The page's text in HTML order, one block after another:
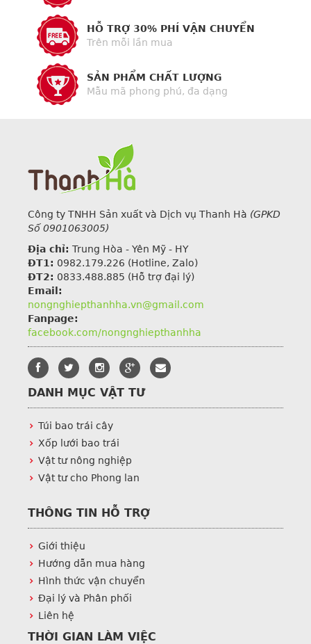
HỖ TRỢ 30% PHÍ VẬN CHUYỂN
Trên mỗi lần mua
SẢN PHẨM CHẤT LƯỢNG
Mẫu mã phong phú, đa dạng
Công ty TNHH Sản xuất và Dịch vụ Thanh Hà (GPKD
Số 0901063005)
Địa chỉ: Trung Hòa - Yên Mỹ - HY
ĐT1: 0982.179.226 (Hotline, Zalo)
ĐT2: 0833.488.885 (Hỗ trợ đại lý)
Email:
nongnghiepthanhha.vn@gmail.com
Fanpage:
facebook.com/nongnghiepthanhha
DANH MỤC VẬT TƯ
Túi bao trái cây
Xốp lưới bao trái
Vật tư nông nghiệp
Vật tư cho Phong lan
THÔNG TIN HỖ TRỢ
Giới thiệu
Hướng dẫn mua hàng
Hình thức vận chuyển
Đại lý và Phân phối
Liên hệ
THỜI GIAN LÀM VIỆC